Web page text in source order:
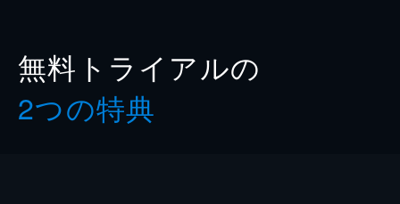
無料トライアルの
2つの特典